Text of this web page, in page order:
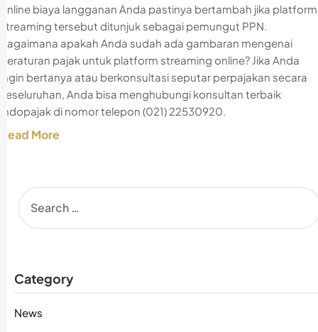
online biaya langganan Anda pastinya bertambah jika platform
streaming tersebut ditunjuk sebagai pemungut PPN.
Bagaimana apakah Anda sudah ada gambaran mengenai
peraturan pajak untuk platform streaming online? Jika Anda
ingin bertanya atau berkonsultasi seputar perpajakan secara
keseluruhan, Anda bisa menghubungi konsultan terbaik
Indopajak di nomor telepon (021) 22530920.
Read More
Category
News